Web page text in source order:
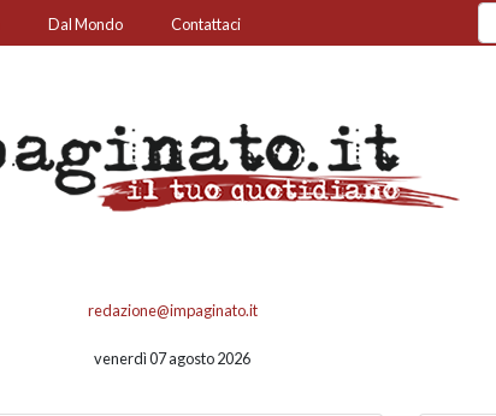
Dal Mondo Contattaci
redazione@impaginato.it
venerdì 07 agosto 2026